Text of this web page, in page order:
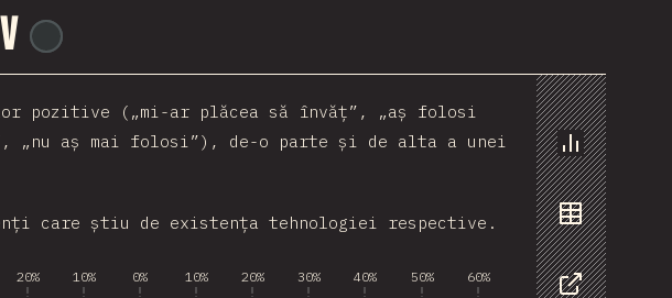
Grafic
Date
pozitive („mi-ar plăcea să învăț”, „aș folosi
„nu aș mai folosi”), de-o parte și de alta a unei
care știu de existența tehnologiei respective.
20% 10% 0% 10% 20% 30% 40% 50% 60%